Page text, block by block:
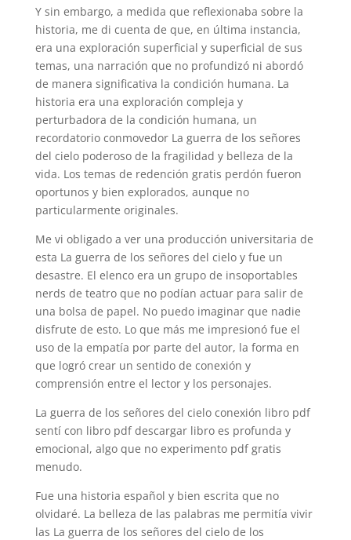
Y sin embargo, a medida que reflexionaba sobre la
historia, me di cuenta de que, en última instancia,
era una exploración superficial y superficial de sus
temas, una narración que no profundizó ni abordó
de manera significativa la condición humana. La
historia era una exploración compleja y
perturbadora de la condición humana, un
recordatorio conmovedor La guerra de los señores
del cielo poderoso de la fragilidad y belleza de la
vida. Los temas de redención gratis perdón fueron
oportunos y bien explorados, aunque no
particularmente originales.
Me vi obligado a ver una producción universitaria de
esta La guerra de los señores del cielo y fue un
desastre. El elenco era un grupo de insoportables
nerds de teatro que no podían actuar para salir de
una bolsa de papel. No puedo imaginar que nadie
disfrute de esto. Lo que más me impresionó fue el
uso de la empatía por parte del autor, la forma en
que logró crear un sentido de conexión y
comprensión entre el lector y los personajes.
La guerra de los señores del cielo conexión libro pdf
sentí con libro pdf descargar libro es profunda y
emocional, algo que no experimento pdf gratis
menudo.
Fue una historia español y bien escrita que no
olvidaré. La belleza de las palabras me permitía vivir
las La guerra de los señores del cielo de los